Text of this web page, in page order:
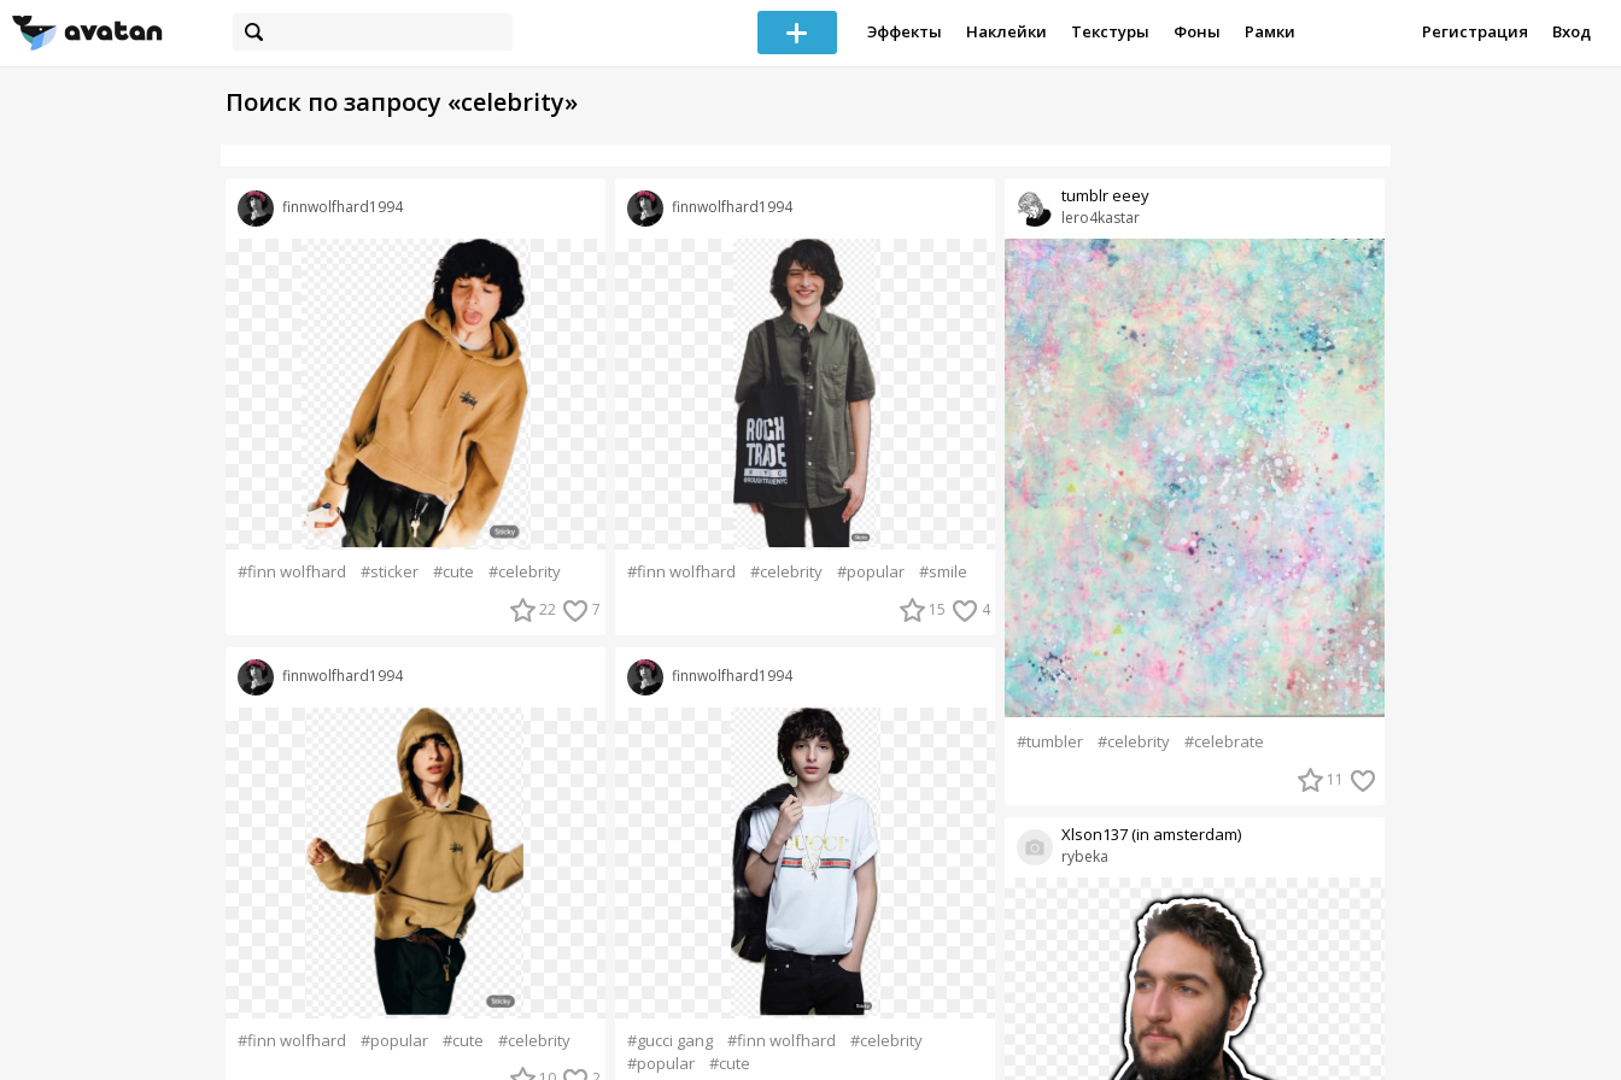
Эффекты Наклейки Текстуры Фоны Рамки Регистрация Вход
Поиск по запросу «celebrity»
finnwolfhard1994
#finn wolfhard #sticker #cute #celebrity
22 7
finnwolfhard1994
#finn wolfhard #popular #cute #celebrity
finnwolfhard1994
#finn wolfhard #celebrity #popular #smile
15 4
finnwolfhard1994
#gucci gang #finn wolfhard
#celebrity
#popular
#cute
lero4kastar
tumblr eeey
#tumbler #celebrity #celebrate
11
rybeka
Xlson137 (in amsterdam)